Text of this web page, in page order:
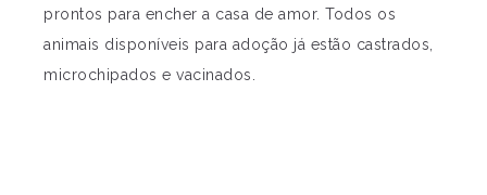
prontos para encher a casa de amor. Todos os
animais disponíveis para adoção já estão castrados,
microchipados e vacinados.